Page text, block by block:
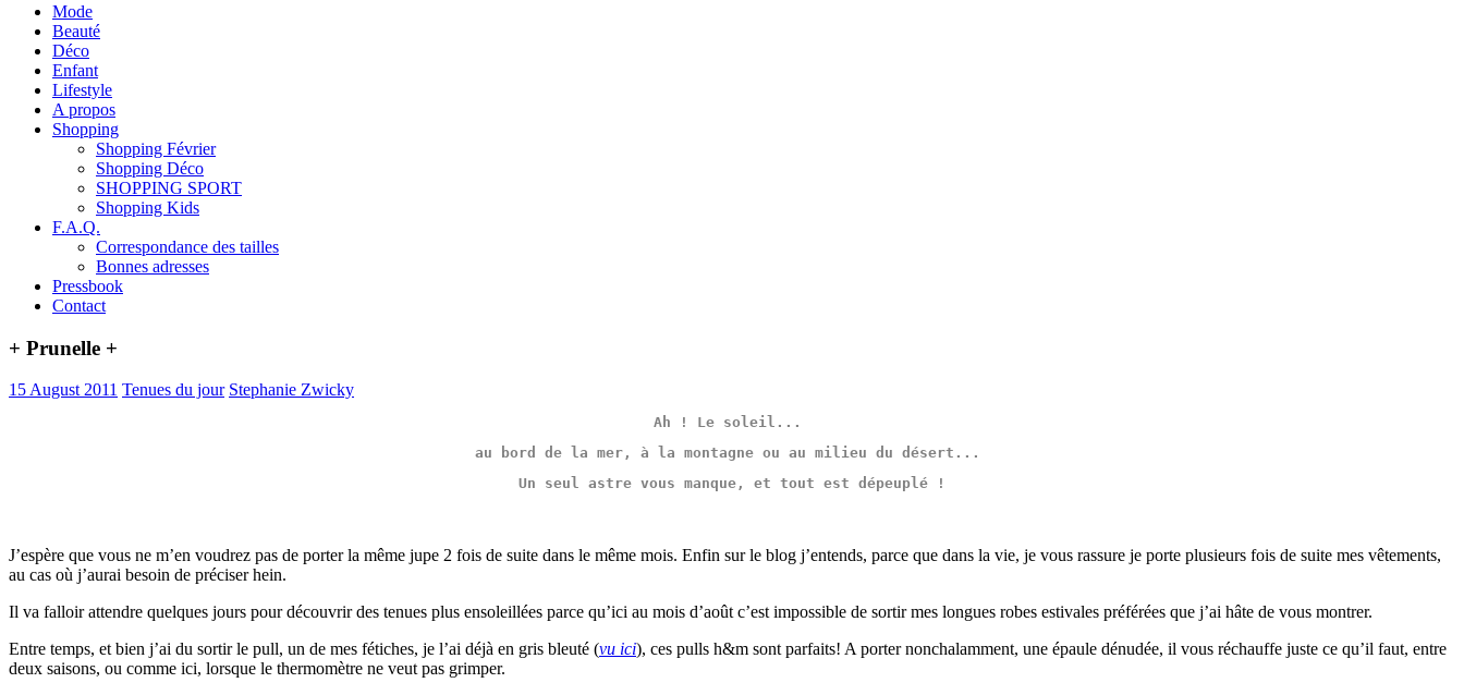
Mode
Beauté
Déco
Enfant
Lifestyle
A propos
Shopping
Shopping Février
Shopping Déco
SHOPPING SPORT
Shopping Kids
F.A.Q.
Correspondance des tailles
Bonnes adresses
Pressbook
Contact
+ Prunelle +
15 August 2011 Tenues du jour Stephanie Zwicky
Ah ! Le soleil...
au bord de la mer, à la montagne ou au milieu du désert...
Un seul astre vous manque, et tout est dépeuplé !
J’espère que vous ne m’en voudrez pas de porter la même jupe 2 fois de suite dans le même mois. Enfin sur le blog j’entends, parce que dans la vie, je vous rassure je porte plusieurs fois de suite mes vêtements,
au cas où j’aurai besoin de préciser hein.
Il va falloir attendre quelques jours pour découvrir des tenues plus ensoleillées parce qu’ici au mois d’août c’est impossible de sortir mes longues robes estivales préférées que j’ai hâte de vous montrer.
Entre temps, et bien j’ai du sortir le pull, un de mes fétiches, je l’ai déjà en gris bleuté (vu ici), ces pulls h&m sont parfaits! A porter nonchalamment, une épaule dénudée, il vous réchauffe juste ce qu’il faut, entre
deux saisons, ou comme ici, lorsque le thermomètre ne veut pas grimper.